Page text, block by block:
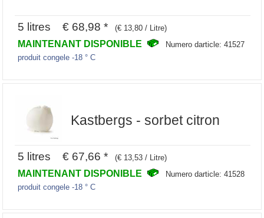
5 litres € 68,98 * (€ 13,80 / Litre)
MAINTENANT DISPONIBLE
Numero darticle: 41527
produit congele -18 ° C
Kastbergs - sorbet citron
5 litres € 67,66 * (€ 13,53 / Litre)
MAINTENANT DISPONIBLE
Numero darticle: 41528
produit congele -18 ° C